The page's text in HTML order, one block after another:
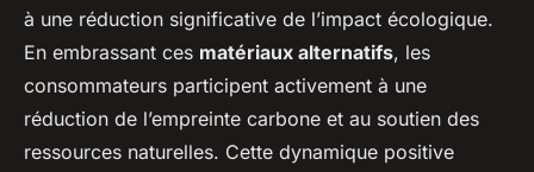
à une réduction significative de l’impact écologique.
En embrassant ces matériaux alternatifs, les
consommateurs participent activement à une
réduction de l’empreinte carbone et au soutien des
ressources naturelles. Cette dynamique positive